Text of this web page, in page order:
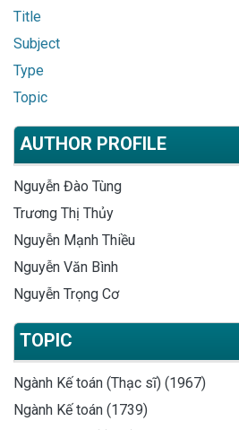
Title
Subject
Type
Topic
AUTHOR PROFILE
Nguyễn Đào Tùng
Trương Thị Thủy
Nguyễn Mạnh Thiều
Nguyễn Văn Bình
Nguyễn Trọng Cơ
TOPIC
Ngành Kế toán (Thạc sĩ) (1967)
Ngành Kế toán (1739)